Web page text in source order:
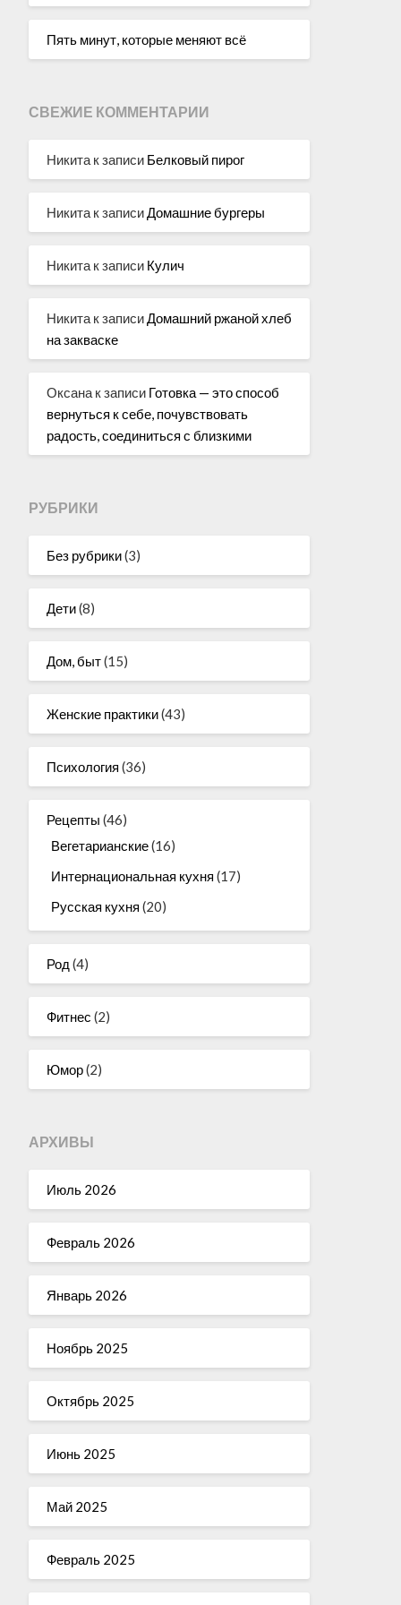
Пять минут, которые меняют всё
СВЕЖИЕ КОММЕНТАРИИ
Никитак записи Белковый пирог
Никитак записи Домашние бургеры
Никитак записи Кулич
Никитак записи Домашний ржаной хлеб
на закваске
Оксанак записи Готовка — это способ
вернуться к себе, почувствовать
радость, соединиться с близкими
РУБРИКИ
Без рубрики(3)
Дети(8)
Дом, быт(15)
Женские практики(43)
Психология (36)
Рецепты (46)
Вегетарианские(16)
Интернациональная кухня (17)
Русская кухня (20)
Род (4)
Фитнес (2)
Юмор(2)
АРХИВЫ
Июль 2026
Февраль 2026
Январь 2026
Ноябрь 2025
Октябрь 2025
Июнь 2025
Май 2025
Февраль 2025